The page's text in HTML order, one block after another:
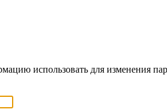
использовать для изменения